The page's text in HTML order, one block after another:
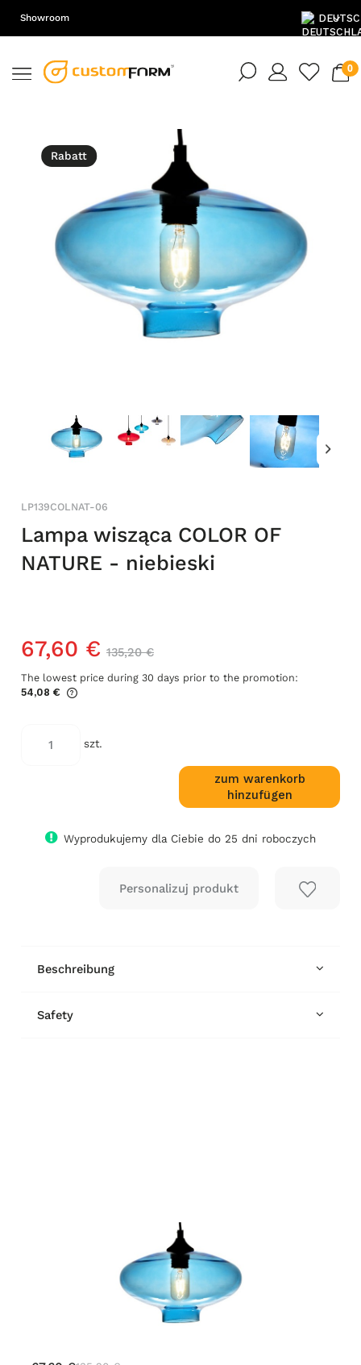
Showroom
Rabatt
LP139COLNAT-06
Lampa wisząca COLOR OF
NATURE - niebieski
67,60 € 135,20 €
The lowest price during 30 days prior to the promotion:
54,08 €
went on sale is displayed.
szt.
zum warenkorb
hinzufügen
Wyprodukujemy dla Ciebie do 25 dni roboczych
Beschreibung
Safety